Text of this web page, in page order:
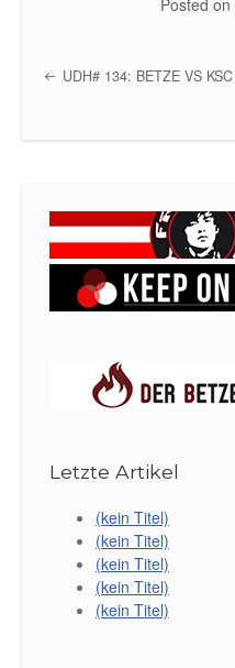
Posted on
Post navigation
UDH# 134: BETZE VS KSC
Letzte Artikel
(kein Titel)
(kein Titel)
(kein Titel)
(kein Titel)
(kein Titel)